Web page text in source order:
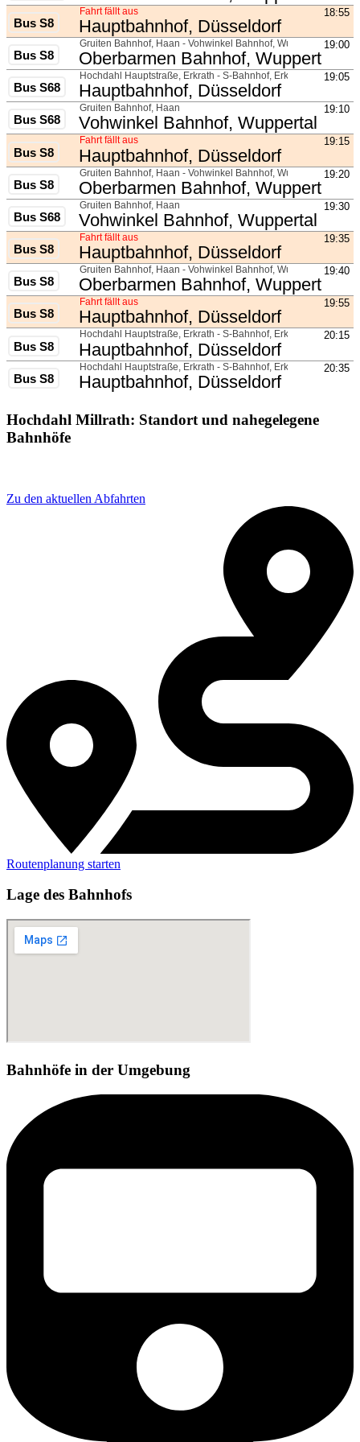
Hochdahl Millrath: Standort und nahegelegene
Bahnhöfe
Zu den aktuellen Abfahrten
Routenplanung starten
Lage des Bahnhofs
Bahnhöfe in der Umgebung